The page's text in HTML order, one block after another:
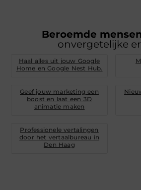
Beroemde
onvergetelijke
Haal alles uit jouw Google
Home en Google Nest Hub.
Geef jouw marketing een
boost en laat een 3D
animatie maken
Professionele vertalingen
door het vertaalbureau in
Den Haag